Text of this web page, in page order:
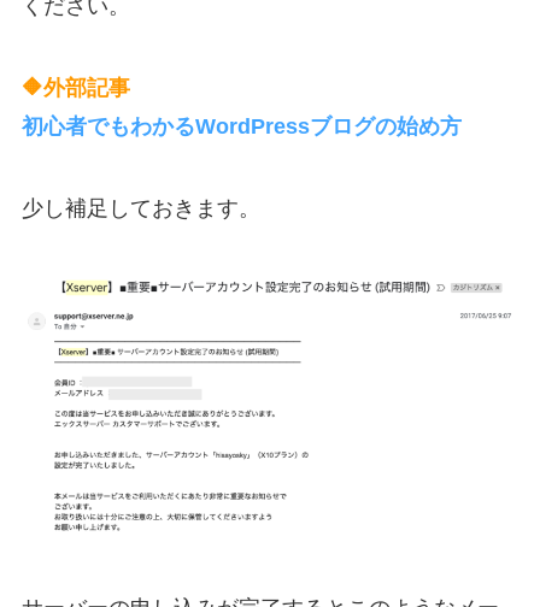
ください。
🔶外部記事
初心者でもわかるWordPressブログの始め方
少し補足しておきます。